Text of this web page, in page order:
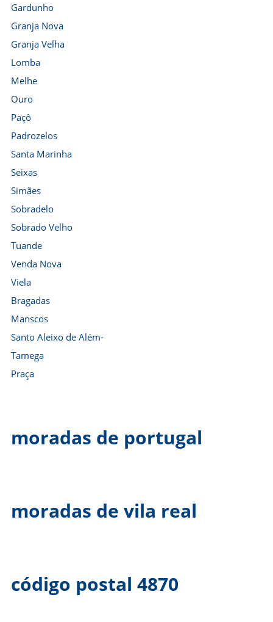
Gardunho
Granja Nova
Granja Velha
Lomba
Melhe
Ouro
Paçô
Padrozelos
Santa Marinha
Seixas
Simães
Sobradelo
Sobrado Velho
Tuande
Venda Nova
Viela
Bragadas
Manscos
Santo Aleixo de Além-
Tamega
Praça
moradas de portugal
moradas de vila real
código postal 4870